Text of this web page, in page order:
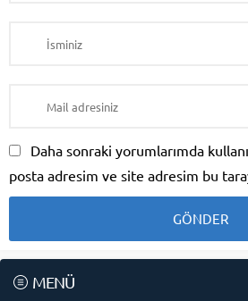
Daha sonraki yorumlarımda
posta adresim ve site adresim bu
MENÜ